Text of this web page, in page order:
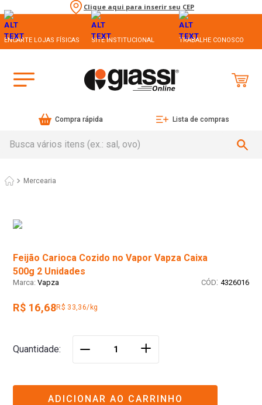
Clique aqui para inserir seu CEP
ENCARTE LOJAS FÍSICAS SITE INSTITUCIONAL TRABALHE CONOSCO
Compra rápida Lista de compras
Mercearia
Feijão Carioca Cozido no Vapor Vapza Caixa
500g 2 Unidades
Vapza : 4326016
R$ 16,68R$ 33,36/kg
Quantidade ＋
ADICIONAR AO CARRINHO